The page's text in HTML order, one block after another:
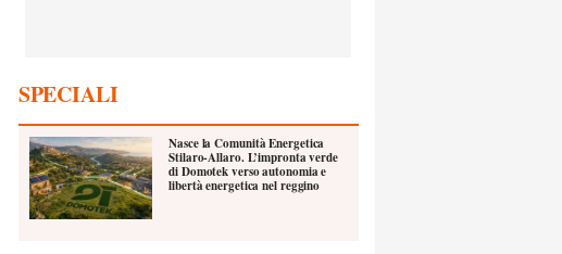
SPECIALI
Nasce la Comunità Energetica
Stilaro-Allaro. L’impronta verde
di Domotek verso autonomia e
libertà energetica nel reggino